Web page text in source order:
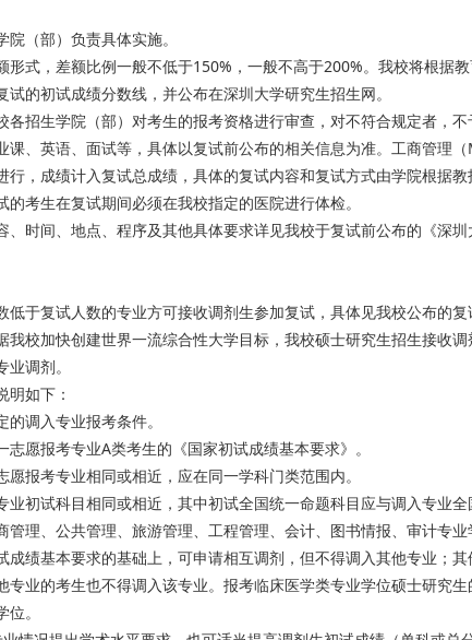
（部）负责具体实施。
形式，差额比例一般不低于150%，一般不高于200%。我校将根
试的初试成绩分数线，并公布在深圳大学研究生招生网。
各招生学院（部）对考生的报考资格进行审查，对不符合规定者，不
课、英语、面试等，具体以复试前公布的相关信息为准。工商管
行，成绩计入复试总成绩，具体的复试内容和复试方式由学院根据教
的考生在复试期间必须在我校指定的医院进行体检。
、时间、地点、程序及其他具体要求详见我校于复试前公布的《深
低于复试人数的专业方可接收调剂生参加复试，具体见我校公布的复
我校加快创建世界一流综合性大学目标，我校硕士研究生招生接收
调剂。
明如下：
调入专业报考条件。
愿报考专业A类考生的《国家初试成绩基本要求》。
报考专业相同或相近，应在同一学科门类范围内。
初试科目相同或相近，其中初试全国统一命题科目应与调入专业全
理、公共管理、旅游管理、工程管理、会计、图书情报、审计专
成绩基本要求的基础上，可申请相互调剂，但不得调入其他专业；
专业的考生也不得调入该专业。报考临床医学类专业学位硕士研究
。